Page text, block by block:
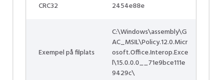
CRC32 2454e88e
Exempel på filplats
C:\Windows\assembly\G
AC_MSIL\Policy.12.0.Micr
osoft.Office.Interop.Exce
l\15.0.0.0__71e9bce111e
9429c\